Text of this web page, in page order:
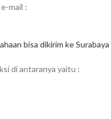
mail :
bisa dikirim ke Surabaya
di antaranya yaitu :